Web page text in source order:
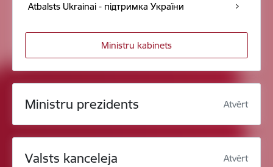
Atbalsts Ukrainai - підтримка України
Ministru kabinets
Ministru prezidents Atvērt
Valsts kanceleja Atvērt